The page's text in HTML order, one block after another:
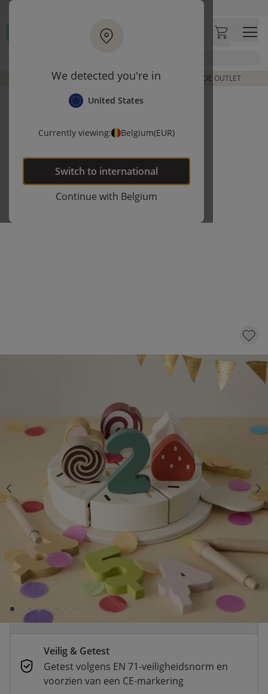
We detected you're in
United States
Currently viewing: Belgium(EUR)
Switch to international
Continue with Belgium
Ga naar hoofdinhoud
Klantbeoordelingen
DE LAATSTE ITEMS UIT VORIGE COLLECTIES | SHOP DE OUTLET
VERJAARDAGSTAART VAN HOUT | 23-DELIG
KLIK EN BESTEL
Op voorraad
Snelle levering
Voor 23:00 besteld, dezelfde dag
verzonden
Betaal nu of achteraf
Veilig afrekenen met verschillende
betaalmethoden
Veilig & Getest
Getest volgens EN 71-veiligheidsnorm en
voorzien van een CE-markering